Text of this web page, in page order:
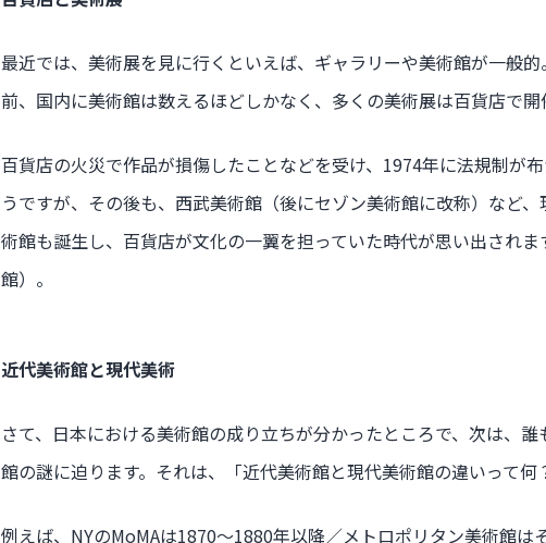
最近では、美術展を見に行くといえば、ギャラリーや美術館が一般
前、国内に美術館は数えるほどしかなく、多くの美術展は百貨店で開
百貨店の火災で作品が損傷したことなどを受け、1974年に法規制が
うですが、その後も、西武美術館（後にセゾン美術館に改称）など
術館も誕生し、百貨店が文化の一翼を担っていた時代が思い出され
館）。
近代美術館と現代美術
さて、日本における美術館の成り立ちが分かったところで、次は、
館の謎に迫ります。それは、「近代美術館と現代美術館の違いって何
例えば、NYのMoMAは1870〜1880年以降／メトロポリタン美術館は